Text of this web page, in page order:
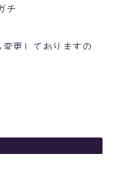
チ
更しておりますの